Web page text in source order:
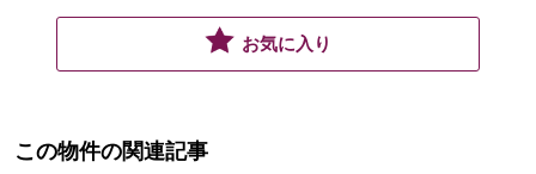
お気に入り
この物件の関連記事